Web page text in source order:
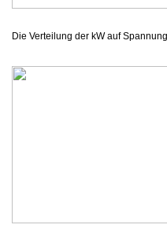
Die Verteilung der kW auf